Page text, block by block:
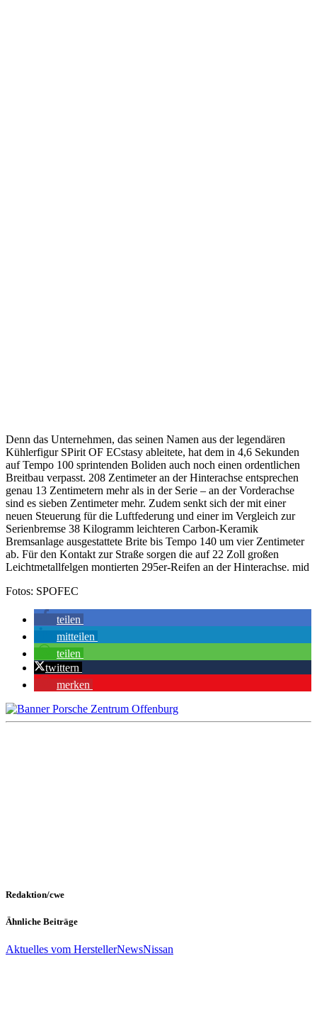
Denn das Unternehmen, das seinen Namen aus der legendären
Kühlerfigur SPirit OF ECstasy ableitete, hat dem in 4,6 Sekunden
auf Tempo 100 sprintenden Boliden auch noch einen ordentlichen
Breitbau verpasst. 208 Zentimeter an der Hinterachse entsprechen
genau 13 Zentimetern mehr als in der Serie – an der Vorderachse
sind es sieben Zentimeter mehr. Zudem senkt sich der mit einer
neuen Steuerung für die Luftfederung und einer im Vergleich zur
Serienbremse 38 Kilogramm leichteren Carbon-Keramik
Bremsanlage ausgestattete Brite bis Tempo 140 um vier Zentimeter
ab. Für den Kontakt zur Straße sorgen die auf 22 Zoll großen
Leichtmetallfelgen montierten 295er-Reifen an der Hinterachse. mid
Fotos: SPOFEC
teilen
mitteilen
teilen
twittern
merken
Redaktion/cwe
Ähnliche Beiträge
Aktuelles vom HerstellerNewsNissan